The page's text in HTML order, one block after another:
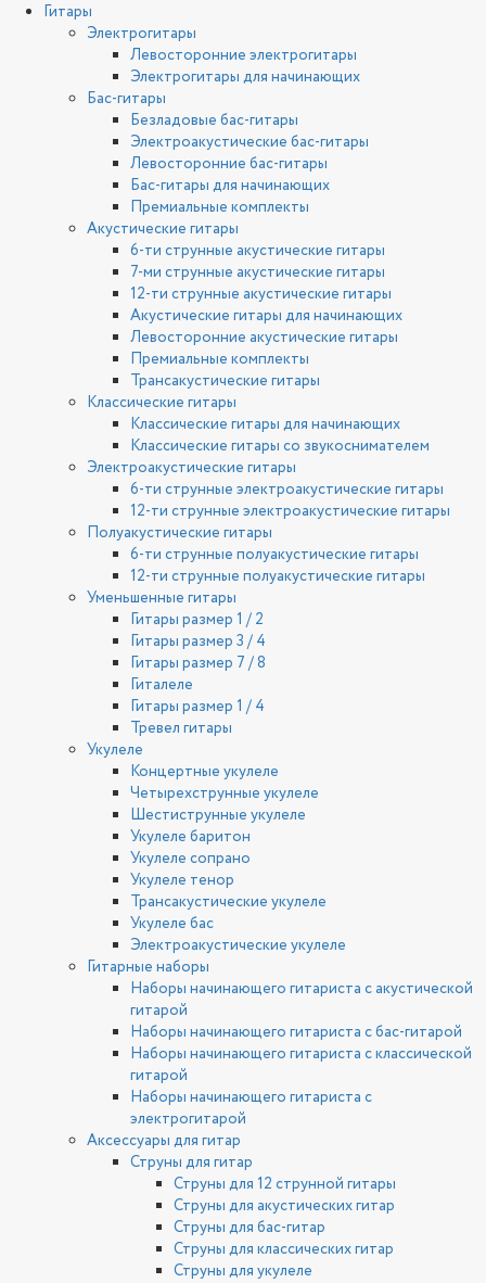
Гитары
Электрогитары
Левосторонние электрогитары
Электрогитары для начинающих
Бас-гитары
Безладовые бас-гитары
Электроакустические бас-гитары
Левосторонние бас-гитары
Бас-гитары для начинающих
Премиальные комплекты
Акустические гитары
6-ти струнные акустические гитары
7-ми струнные акустические гитары
12-ти струнные акустические гитары
Акустические гитары для начинающих
Левосторонние акустические гитары
Премиальные комплекты
Трансакустические гитары
Классические гитары
Классические гитары для начинающих
Классические гитары со звукоснимателем
Электроакустические гитары
6-ти струнные электроакустические гитары
12-ти струнные электроакустические гитары
Полуакустические гитары
6-ти струнные полуакустические гитары
12-ти струнные полуакустические гитары
Уменьшенные гитары
Гитары размер 1 / 2
Гитары размер 3 / 4
Гитары размер 7 / 8
Гиталеле
Гитары размер 1 / 4
Тревел гитары
Укулеле
Концертные укулеле
Четырехструнные укулеле
Шестиструнные укулеле
Укулеле баритон
Укулеле сопрано
Укулеле тенор
Трансакустические укулеле
Укулеле бас
Электроакустические укулеле
Гитарные наборы
Наборы начинающего гитариста с акустической
гитарой
Наборы начинающего гитариста с бас-гитарой
Наборы начинающего гитариста с классической
гитарой
Наборы начинающего гитариста с
электрогитарой
Аксессуары для гитар
Струны для гитар
Струны для 12 струнной гитары
Струны для акустических гитар
Струны для бас-гитар
Струны для классических гитар
Струны для укулеле